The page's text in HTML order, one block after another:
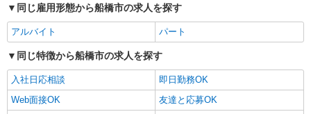
［アルバイト・パート］時給1,140円〜 ※経
千葉県船橋市浜町2-1-1 ららぽーとTOKYO-
BAY
詳細を見る
同じ雇用形態から船橋市の求人を探す
アルバイト パート
同じ特徴から船橋市の求人を探す
入社日応相談
即日勤務OK
Web面接OK
友達と応募OK